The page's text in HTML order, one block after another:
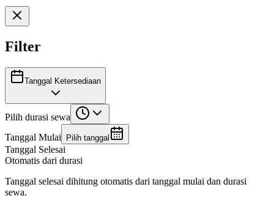
Filter
Tanggal Ketersediaan
Pilih durasi sewa
Tanggal Mulai
Pilih tanggal
Tanggal Selesai
Otomatis dari durasi
Tanggal selesai dihitung otomatis dari tanggal mulai dan durasi
sewa.